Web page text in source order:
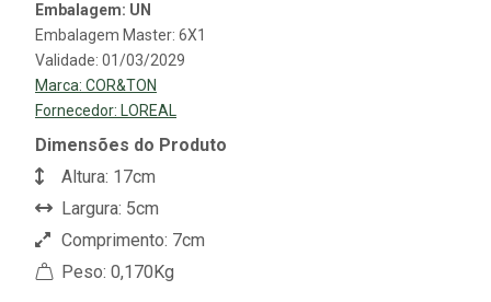
Embalagem: UN
Embalagem Master: 6X1
Validade: 01/03/2029
Marca: COR&TON
Fornecedor:
LOREAL
Dimensões do Produto
Altura: 17cm
Largura: 5cm
Comprimento: 7cm
Peso: 0,170Kg